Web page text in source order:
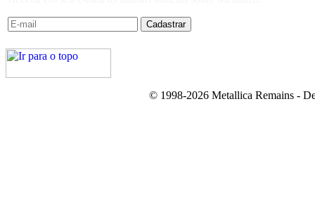
© 1998-2026 Metallica Remains -